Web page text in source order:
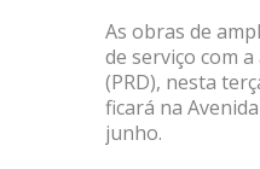
As obras de
de serviço com
(PRD), nesta
ficará na
junho.